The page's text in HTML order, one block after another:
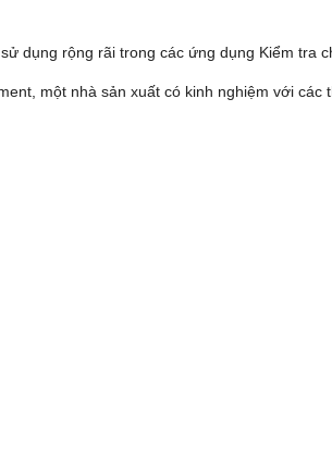
dụng rộng rãi trong các ứng dụng Kiểm tra
một nhà sản xuất có kinh nghiệm với các